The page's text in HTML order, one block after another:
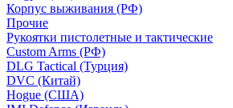
Корпус выживания (РФ)
Прочие
Рукоятки пистолетные и тактические
Custom Arms (РФ)
DLG Tactical (Турция)
DVC (Китай)
Hogue (США)